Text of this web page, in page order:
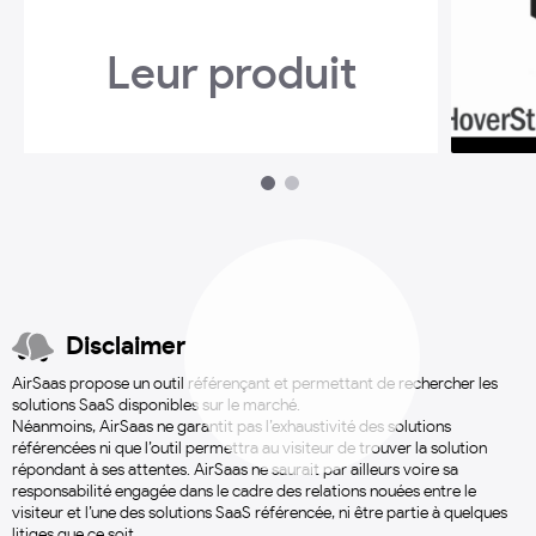
Leur produit
1 2
Disclaimer
AirSaas propose un outil référençant et permettant de rechercher les
solutions SaaS disponibles sur le marché.
Néanmoins, AirSaas ne garantit pas l’exhaustivité des solutions
référencées ni que l’outil permettra au visiteur de trouver la solution
répondant à ses attentes. AirSaas ne saurait par ailleurs voire sa
responsabilité engagée dans le cadre des relations nouées entre le
visiteur et l’une des solutions SaaS référencée, ni être partie à quelques